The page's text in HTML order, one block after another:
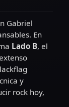
Gabriel
En
Lado B, el
y
rock hoy,